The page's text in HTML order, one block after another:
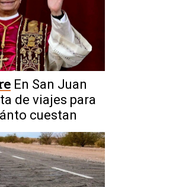
En San Juan
de viajes para
cuestan